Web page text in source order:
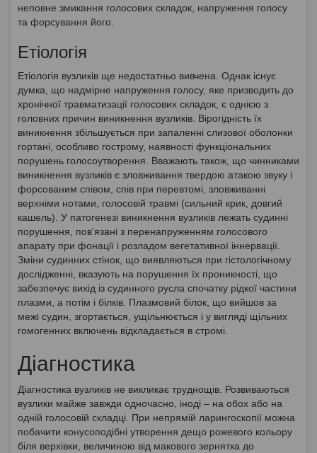
неповне змикання голосових складок, напруження голосу
та форсування його.
Етіологія
Етіологія вузликів ще недостатньо вивчена. Однак існує
думка, що надмірне напруження голосу, яке призводить до
хронічної травматизації голосових складок, є однією з
головних причин виникнення вузликів. Вірогідність їх
виникнення збільшується при запаленні слизової оболонки
гортані, особливо гострому, наявності функціональних
порушень голосоутворення. Вважають також, що чинниками
виникнення вузликів є зловживання твердою атакою звуку і
форсованим співом, спів при перевтомі, зловживанні
верхніми нотами, голосовій травмі (сильний крик, довгий
кашель). У патогенезі виникнення вузликів лежать судинні
порушення, пов'язані з перенапруженням голосового
апарату при фонації і розладом вегетативної іннервації.
Зміни судинних стінок, що виявляються при гістологічному
дослідженні, вказують на порушення їх проникності, що
забезпечує вихід із судинного русла спочатку рідкої частини
плазми, а потім і білків. Плазмовий білок, що вийшов за
межі судин, згортається, ущільнюється і у вигляді щільних
гомогенних включень відкладається в стромі.
Діагностика
Діагностика вузликів не викликає труднощів. Розвиваються
вузлики майже завжди одночасно, іноді – на обох або на
одній голосовій складці. При непрямій ларингоскопії можна
побачити конусоподібні утворення дещо рожевого кольору
біля верхівки, величиною від макового зернятка до